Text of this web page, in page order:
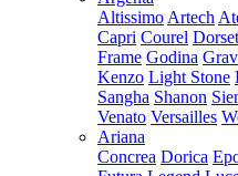
Altissimo Artech
Capri Courel Dorset
Frame Godina
Kenzo Light Stone
Sangha Shanon
Venato Versailles
Ariana
Concrea Dorica